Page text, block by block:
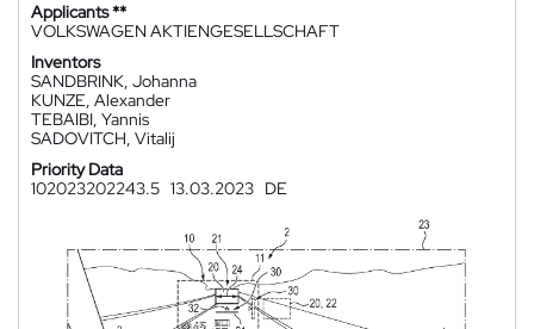
Applicants **
VOLKSWAGEN AKTIENGESELLSCHAFT
Inventors
SANDBRINK, Johanna
KUNZE, Alexander
TEBAIBI, Yannis
SADOVITCH, Vitalij
Priority Data
102023202243.5 13.03.2023 DE